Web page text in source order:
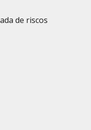
de riscos